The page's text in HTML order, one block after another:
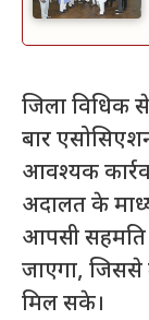
जिला विधिक
बार
आवश्यक
अदालत के
आपसी सहमति
जाएगा, जिससे
मिल सके।